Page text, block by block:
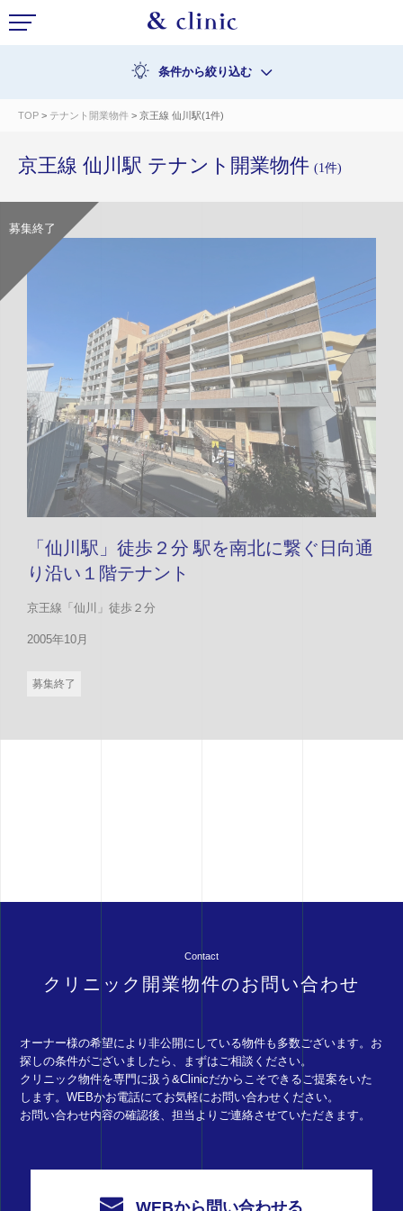
条件から絞り込む
TOP > テナント開業物件 > 京王線 仙川駅(1件)
京王線 仙川駅 テナント開業物件 (1件)
「仙川駅」徒歩２分 駅を南北に繋ぐ日向通
り沿い１階テナント
京王線「仙川」徒歩２分
2005年10月
募集終了
募集終了
Contact
クリニック開業物件のお問い合わせ
オーナー様の希望により非公開にしている物件も多数ございます。お
探しの条件がございましたら、まずはご相談ください。
クリニック物件を専門に扱う&Clinicだからこそできるご提案をいた
します。WEBかお電話にてお気軽にお問い合わせください。
お問い合わせ内容の確認後、担当よりご連絡させていただきます。